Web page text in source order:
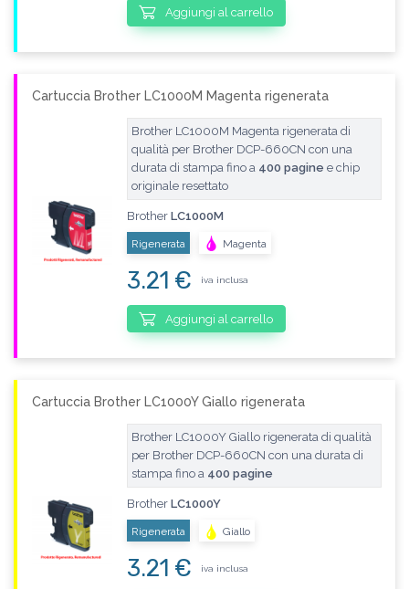
Aggiungi al carrello
Cartuccia Brother LC1000M Magenta rigenerata
Brother LC1000M Magenta rigenerata di
qualità per Brother DCP-660CN con una
durata di stampa fino a 400 pagine e chip
originale resettato
Brother LC1000M
Rigenerata Magenta
3.21 € iva inclusa
Aggiungi al carrello
Cartuccia Brother LC1000Y Giallo rigenerata
Brother LC1000Y Giallo rigenerata di qualità
per Brother DCP-660CN con una durata di
stampa fino a 400 pagine
Brother LC1000Y
Rigenerata Giallo
3.21 € iva inclusa